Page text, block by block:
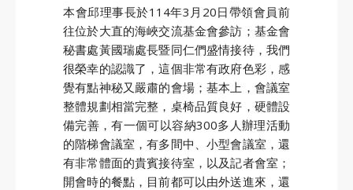
本會邱理事長於114年3月20日帶領會員前
往位於大直的海峽交流基金會參訪；基金會
秘書處黃國瑞處長暨同仁們盛情接待，我們
很榮幸的認識了，這個非常有政府色彩，感
覺有點神秘又嚴肅的會場；基本上，會議室
整體規劃相當完整，桌椅品質良好，硬體設
備完善，有一個可以容納300多人辦理活動
的階梯會議室，有多間中、小型會議室，還
有非常體面的貴賓接待室，以及記者會室；
開會時的餐點，目前都可以由外送進來，還